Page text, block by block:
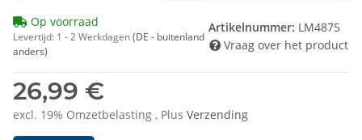
26,99 €
excl. 19% Omzetbelasting , Plus Verzending
Op voorraad
Levertijd: 1 - 2 Werkdagen(DE - buitenland
anders)
Artikelnummer: LM4875
Vraag over het product